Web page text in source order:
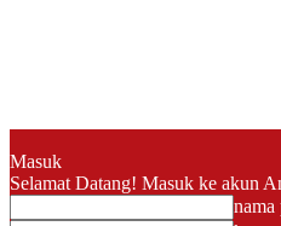
Masuk
Selamat Datang! Masuk ke akun
nama